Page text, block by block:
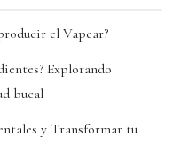
el Vapear?
Explorando
bucal
y Transformar tu